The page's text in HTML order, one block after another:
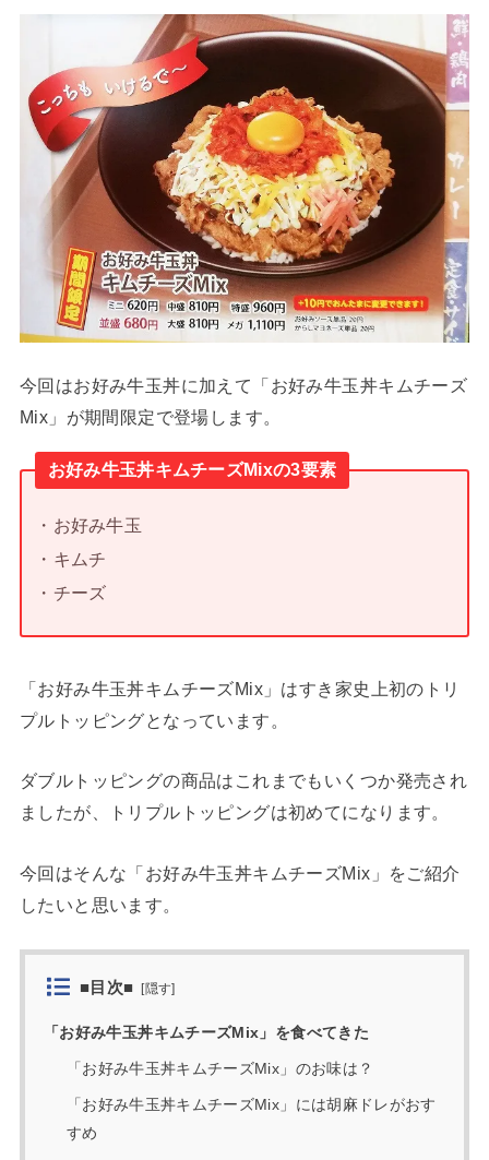
今回はお好み牛玉丼に加えて「お好み牛玉丼キムチーズ
Mix」が期間限定で登場します。
お好み牛玉丼キムチーズMixの3要素
・お好み牛玉
・キムチ
・チーズ
「お好み牛玉丼キムチーズMix」はすき家史上初のトリ
プルトッピングとなっています。
ダブルトッピングの商品はこれまでもいくつか発売され
ましたが、トリプルトッピングは初めてになります。
今回はそんな「お好み牛玉丼キムチーズMix」をご紹介
したいと思います。
■目次■ [隠す]
「お好み牛玉丼キムチーズMix」を食べてきた
「お好み牛玉丼キムチーズMix」のお味は？
「お好み牛玉丼キムチーズMix」には胡麻ドレがおす
すめ